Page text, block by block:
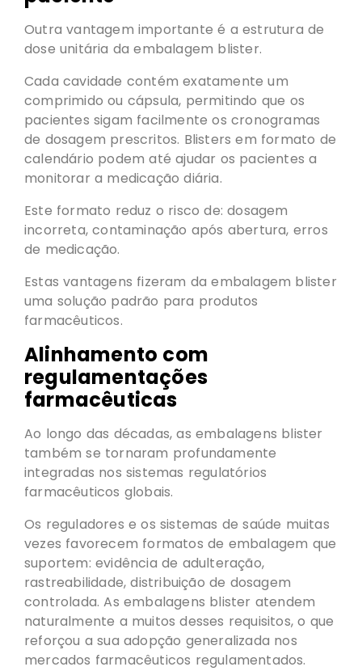
Outra vantagem importante é a estrutura de
dose unitária da embalagem blister.
Cada cavidade contém exatamente um
comprimido ou cápsula, permitindo que os
pacientes sigam facilmente os cronogramas
de dosagem prescritos. Blisters em formato de
calendário podem até ajudar os pacientes a
monitorar a medicação diária.
Este formato reduz o risco de: dosagem
incorreta, contaminação após abertura, erros
de medicação.
Estas vantagens fizeram da embalagem blister
uma solução padrão para produtos
farmacêuticos.
Alinhamento com
regulamentações
farmacêuticas
Ao longo das décadas, as embalagens blister
também se tornaram profundamente
integradas nos sistemas regulatórios
farmacêuticos globais.
Os reguladores e os sistemas de saúde muitas
vezes favorecem formatos de embalagem que
suportem: evidência de adulteração,
rastreabilidade, distribuição de dosagem
controlada. As embalagens blister atendem
naturalmente a muitos desses requisitos, o que
reforçou a sua adopção generalizada nos
mercados farmacêuticos regulamentados.